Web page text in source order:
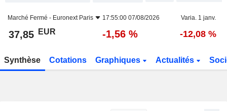
Marché Fermé - Euronext Paris 17:55:00 07/08/2026 Varia. 1 janv.
37,85 EUR -1,56 % -12,08 %
Synthèse Cotations Graphiques Actualités